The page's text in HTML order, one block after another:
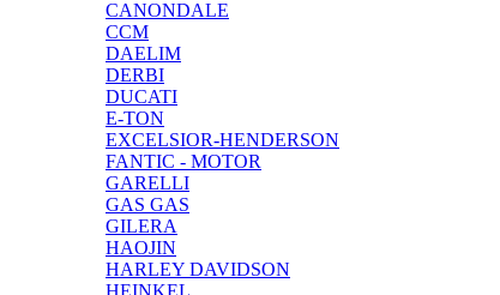
CANONDALE
CCM
DAELIM
DERBI
DUCATI
E-TON
EXCELSIOR-HENDERSON
FANTIC - MOTOR
GARELLI
GAS GAS
GILERA
HAOJIN
HARLEY DAVIDSON
HEINKEL